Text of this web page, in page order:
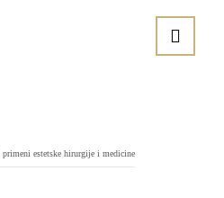
estetske hirurgije i medicine